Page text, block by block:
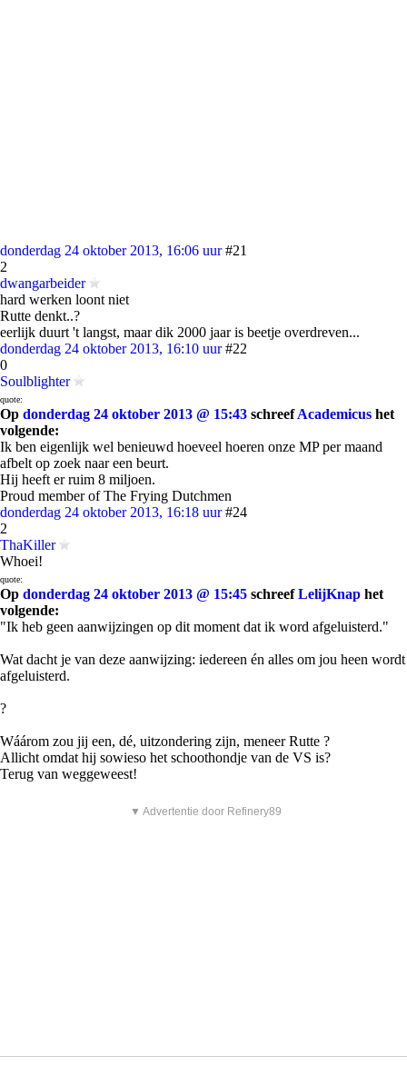
donderdag 24 oktober 2013, 16:06 uur #21
2
dwangarbeider
hard werken loont niet
Rutte denkt..?
eerlijk duurt 't langst, maar dik 2000 jaar is beetje overdreven...
donderdag 24 oktober 2013, 16:10 uur #22
0
Soulblighter
quote:
Op donderdag 24 oktober 2013 @ 15:43 schreefAcademicus het
volgende:
Ik ben eigenlijk wel benieuwd hoeveel hoeren onze MP per maand
afbelt op zoek naar een beurt.
Hij heeft er ruim 8 miljoen.
Proud member of The Frying Dutchmen
donderdag 24 oktober 2013, 16:18 uur #24
2
ThaKiller
Whoei!
quote:
Op donderdag 24 oktober 2013 @ 15:45 schreefLelijKnap het
volgende:
"Ik heb geen aanwijzingen op dit moment dat ik word afgeluisterd."
Wat dacht je van deze aanwijzing: iedereen én alles om jou heen wordt
afgeluisterd.
?
Wáárom zou jij een, dé, uitzondering zijn, meneer Rutte ?
Allicht omdat hij sowieso het schoothondje van de VS is?
Terug van weggeweest!
▼ Advertentie door Refinery89